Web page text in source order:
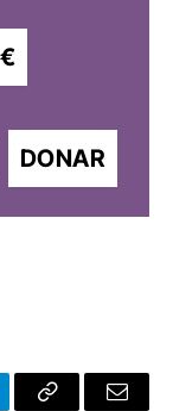
DONAR